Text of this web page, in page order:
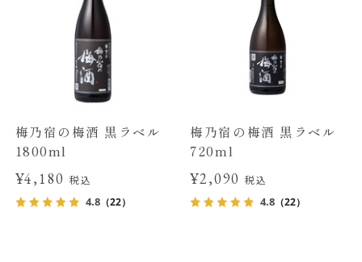
梅乃宿の梅酒 黒ラベル
1800ml
¥4,180税込
4.8（22）
梅乃宿の梅酒 黒ラベル
720ml
¥2,090 税込
4.8 （22）